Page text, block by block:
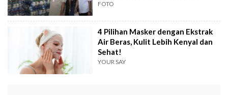
FOTO
4 Pilihan Masker dengan Ekstrak
Air Beras, Kulit Lebih Kenyal dan
Sehat!
YOUR SAY